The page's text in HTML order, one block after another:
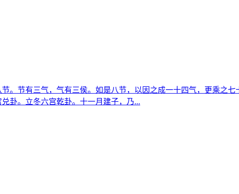
。节有三气，气有三侯。如是八节，以因之成一十四气，更乘之
卦。立冬六宫乾卦。十一月建子，乃...